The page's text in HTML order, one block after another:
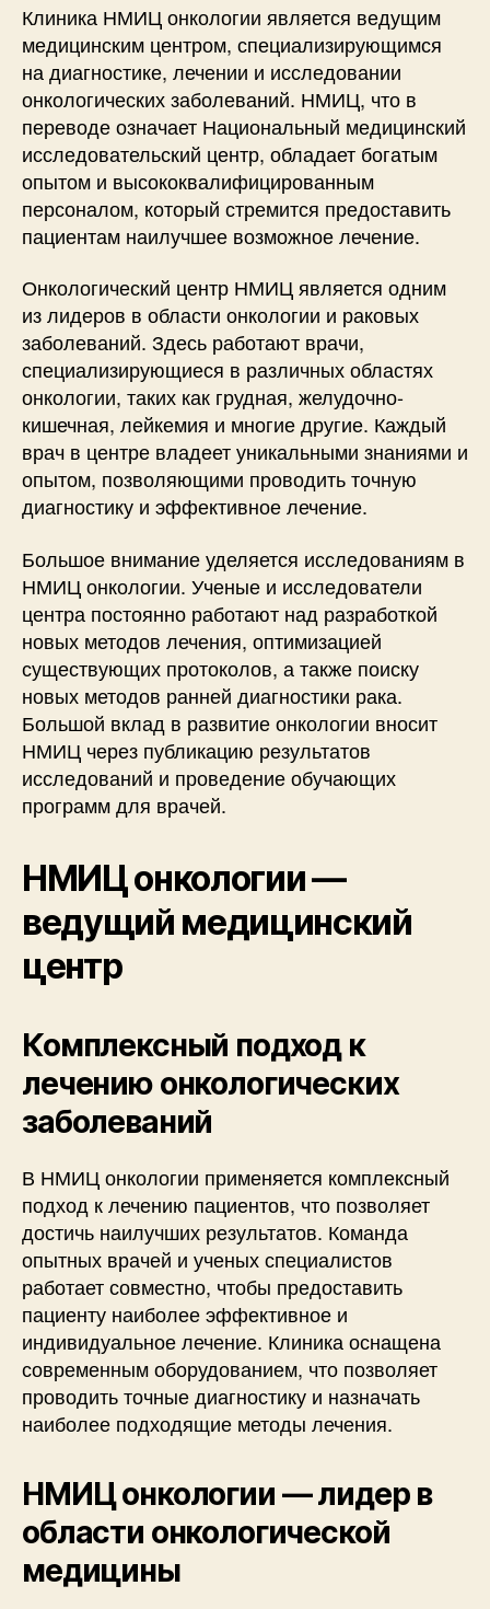
Клиника НМИЦ онкологии является ведущим
медицинским центром, специализирующимся
на диагностике, лечении и исследовании
онкологических заболеваний. НМИЦ, что в
переводе означает Национальный медицинский
исследовательский центр, обладает богатым
опытом и высококвалифицированным
персоналом, который стремится предоставить
пациентам наилучшее возможное лечение.
Онкологический центр НМИЦ является одним
из лидеров в области онкологии и раковых
заболеваний. Здесь работают врачи,
специализирующиеся в различных областях
онкологии, таких как грудная, желудочно-
кишечная, лейкемия и многие другие. Каждый
врач в центре владеет уникальными знаниями и
опытом, позволяющими проводить точную
диагностику и эффективное лечение.
Большое внимание уделяется исследованиям в
НМИЦ онкологии. Ученые и исследователи
центра постоянно работают над разработкой
новых методов лечения, оптимизацией
существующих протоколов, а также поиску
новых методов ранней диагностики рака.
Большой вклад в развитие онкологии вносит
НМИЦ через публикацию результатов
исследований и проведение обучающих
программ для врачей.
НМИЦ онкологии —
ведущий медицинский
центр
Комплексный подход к
лечению онкологических
заболеваний
В НМИЦ онкологии применяется комплексный
подход к лечению пациентов, что позволяет
достичь наилучших результатов. Команда
опытных врачей и ученых специалистов
работает совместно, чтобы предоставить
пациенту наиболее эффективное и
индивидуальное лечение. Клиника оснащена
современным оборудованием, что позволяет
проводить точные диагностику и назначать
наиболее подходящие методы лечения.
НМИЦ онкологии — лидер в
области онкологической
медицины